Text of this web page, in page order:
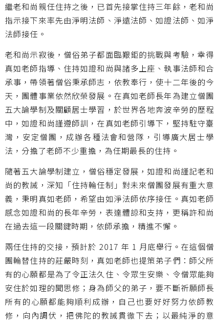
繼老和尚親任住持之後，已首先接掌住持三年餘，老和尚
指示接下來率先由淨明法師、淨遠法師、如證法師、如淨
法師接任。
老和尚示寂後，僧俗弟子都面臨艱鉅的挑戰與考驗，幸得
真如老師指導、住持如證和尚與諸多上座、執事法師和合
承事，帶領著僧俗秉承師志，依教奉行，使十二年後的今
天，團體事業依然欣榮發展。在真如老師長年為建立僧團
五大論學制及關顧居士學習，於世界各地奔波辛勞的歷程
中，如證和尚謹遵師訓，在真如老師引導下，堅持駐守臺
灣，安定僧團，成辦各種法會和營隊，引導廣大居士學
法，分擔了老師不少重擔，為任期最長的住持。
隨著五大論學制建立，僧俗穩定發展，如證和尚謹記老和
尚的教誡，深知「住持輪任制」對未來僧團發展有重大意
義，秉明真如老師，希望由如淨法師依序接任。真如老師
感念如證和尚的長年辛勞，表達體諒和支持，更稱許和尚
在過去這一段關鍵時期，依師承擔，精進不懈。
兩任住持的交接，預計於 2017 年 1 月底舉行。在這個僧
團輪替住持的莊嚴時刻，真如老師也提策弟子們：師父所
有的心願都是為了令正法久住、令眾生安樂、令僧眾能夠
安住於如理的聞思修；身為師父的弟子，要不斷祈願師長
所有的心願都能夠順利成辦，自己也要好好努力依師教
修，向內調伏，把佛陀的教誡貫徹下去；以最純淨的意